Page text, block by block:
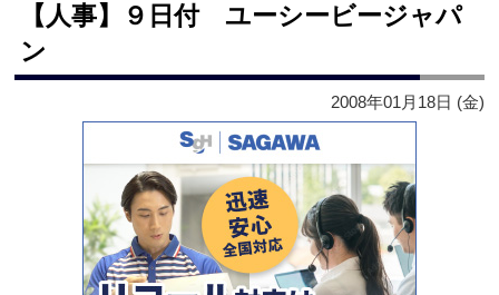
【人事】９日付 ユーシービージャパ
ン
2008年01月18日 (金)